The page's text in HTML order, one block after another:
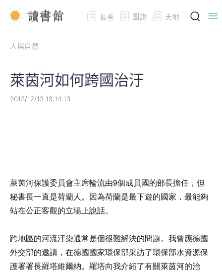
長卷 圖說 天地
人與自然
萊茵河如何跨國治汙
2013/12/13 19:14:13
萊茵河保護委員會主席輪流由9個成員國的部長擔任，但
秘書長一直是荷蘭人。因為荷蘭是最下遊的國家，最能夠
站在公正客觀的立場上說話。
跨地區的河流汙染通常是個很難解決的問題。我曾應德國
外交部的邀請，在德國國家環保部采訪了環保部水資源保
護署署長羅塔維爾納。羅塔向我介紹了有關萊茵河的治